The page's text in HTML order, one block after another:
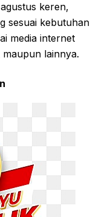
keren,
sesuai kebutuhan
media internet
lainnya.